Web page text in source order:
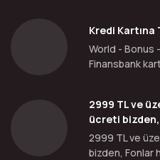
Kredi Kartına
World - Bonus
Finansbank
2999 TL ve
ücreti
2999 TL ve
bizden, Fonlar